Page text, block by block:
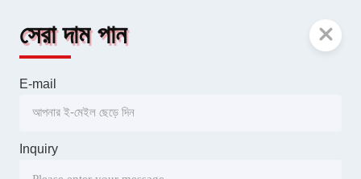
সেরা দাম পান
E-mail
Inquiry